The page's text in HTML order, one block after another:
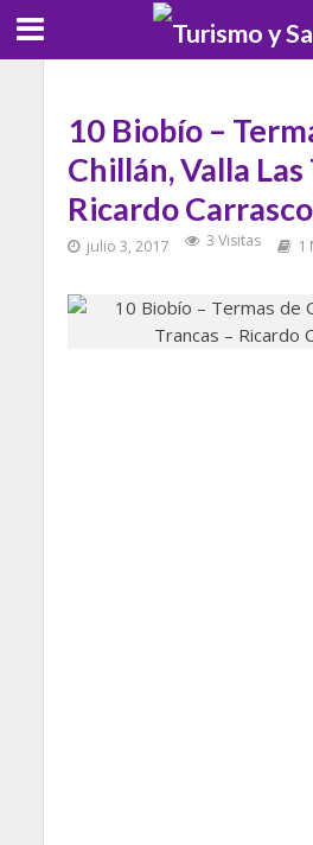
10 Biobío –
Chillán, Valla Las
Ricardo Carrasco
julio 3, 2017 3 Visitas 1